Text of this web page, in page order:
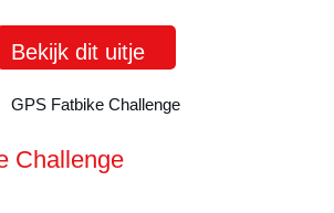
Bekijk dit uitje
Challenge